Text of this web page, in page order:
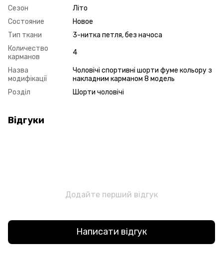
Сезон
Літо
Состояние
Новое
Тип ткани
3-нитка петля, без начоса
Количество
карманов
4
Назва
модифікації
Чоловічі спортивні шорти фуме кольору з
накладним карманом 8 модель
Розділ
Шорти чоловічі
Відгуки
Додайте перший відгук
Написати відгук